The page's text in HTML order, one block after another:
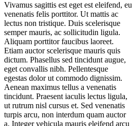
Vivamus sagittis est eget est eleifend, eu
venenatis felis porttitor. Ut mattis ac
lectus non tristique. Duis scelerisque
semper mauris, ac sollicitudin ligula.
Aliquam porttitor faucibus laoreet.
Etiam auctor scelerisque mauris quis
dictum. Phasellus sed tincidunt augue,
eget convallis nibh. Pellentesque
egestas dolor ut commodo dignissim.
Aenean maximus tellus a venenatis
tincidunt. Praesent iaculis lectus ligula,
ut rutrum nisl cursus et. Sed venenatis
turpis arcu, non interdum quam auctor
a. Integer vehicula mauris eleifend arcu